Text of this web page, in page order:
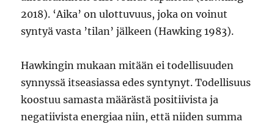
2018). ‘Aika’ on ulottuvuus, joka on voinut
syntyä vasta ’tilan’ jälkeen (Hawking 1983).
Hawkingin mukaan mitään ei todellisuuden
synnyssä itseasiassa edes syntynyt. Todellisuus
koostuu samasta määrästä positiivista ja
negatiivista energiaa niin, että niiden summa